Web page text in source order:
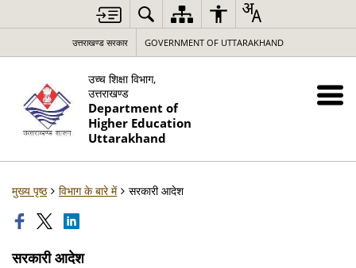
उत्तराखण्ड सरकार GOVERNMENT OF UTTARAKHAND
उच्च शिक्षा विभाग,
उत्तराखण्ड
Department of
Higher Education
Uttarakhand
मुख्य पृष्ठ विभाग के बारे में सरकारी आदेश
सरकारी आदेश